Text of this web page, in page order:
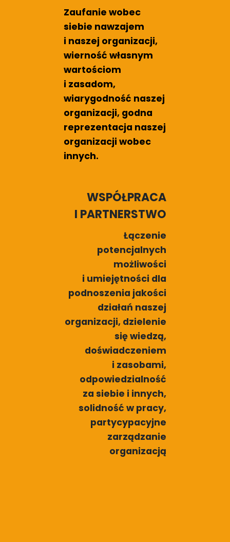
Zaufanie wobec
siebie nawzajem
i naszej organizacji,
wierność własnym
wartościom
i zasadom,
wiarygodność naszej
organizacji, godna
reprezentacja naszej
organizacji wobec
innych.
WSPÓŁPRACA
I PARTNERSTWO
Łączenie
potencjalnych
możliwości
i umiejętności dla
podnoszenia jakości
działań naszej
organizacji, dzielenie
się wiedzą,
doświadczeniem
i zasobami,
odpowiedzialność
za siebie i innych,
solidność w pracy,
partycypacyjne
zarządzanie
organizacją